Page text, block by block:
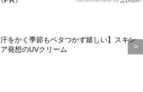
汗をかく季節もベタつかず嬉しい】スキン
発想のUVクリーム